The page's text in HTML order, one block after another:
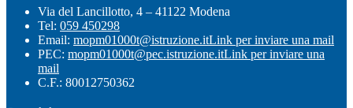
Via del Lancillotto, 4 – 41122 Modena
Tel: 059 450298
Email: mopm01000t@istruzione.itLink per inviare una mail
PEC: mopm01000t@pec.istruzione.itLink per inviare una
mail
C.F.: 80012750362